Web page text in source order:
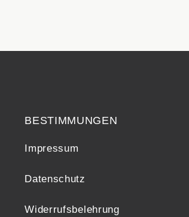
BESTIMMUNGEN
Impressum
Datenschutz
Widerrufsbelehrung